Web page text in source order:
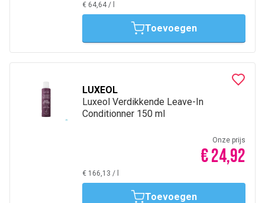
€ 64,64 /
Toevoegen
LUXEOL
Luxeol Verdikkende Leave-In
Conditionner 150 ml
Onze prijs
€ 24,92
€ 166,13 /
Toevoegen